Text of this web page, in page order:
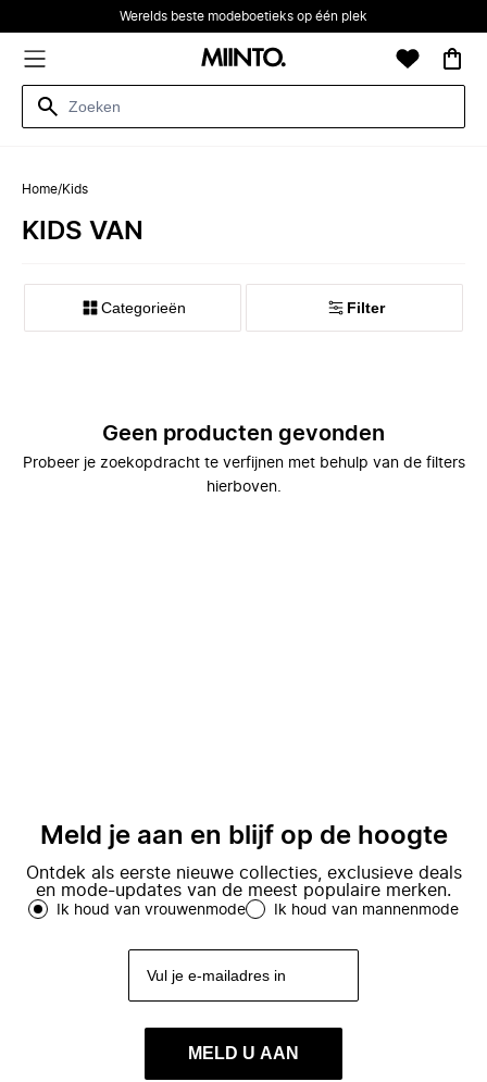
Werelds beste modeboetieks op één plek
Home/Kids
KIDS VAN
Categorieën Filter
Geen producten gevonden
Probeer je zoekopdracht te verfijnen met behulp van de filters
hierboven.
Meld je aan en blijf op de hoogte
Ontdek als eerste nieuwe collecties, exclusieve deals
en mode-updates van de meest populaire merken.
Ik houd van vrouwenmode Ik houd van mannenmode
MELD U AAN